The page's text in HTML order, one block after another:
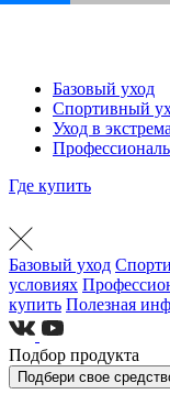
Базовый уход
Спортивный
Уход в
Где купить
Базовый уход
условиях
купить Полезная
Подбор продукта
Подбери свое